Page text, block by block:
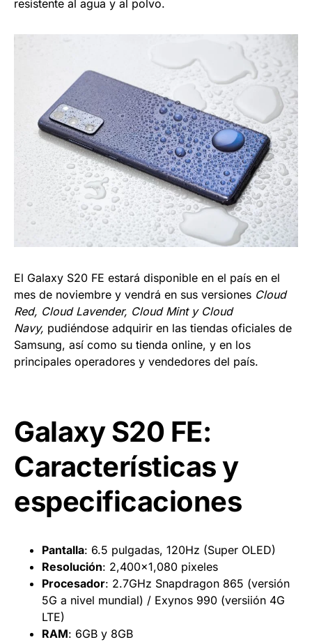
resistente al agua y al polvo.
El Galaxy S20 FE estará disponible en el país en el
mes de noviembre y vendrá en sus versiones Cloud
Red, Cloud Lavender, Cloud Mint y Cloud
Navy, pudiéndose adquirir en las tiendas oficiales de
Samsung, así como su tienda online, y en los
principales operadores y vendedores del país.
Galaxy S20 FE:
Características y
especificaciones
Pantalla: 6.5 pulgadas, 120Hz (Super OLED)
Resolución: 2,400×1,080 pixeles
Procesador: 2.7GHz Snapdragon 865 (versión
5G a nivel mundial) / Exynos 990 (versiión 4G
LTE)
RAM: 6GB y 8GB